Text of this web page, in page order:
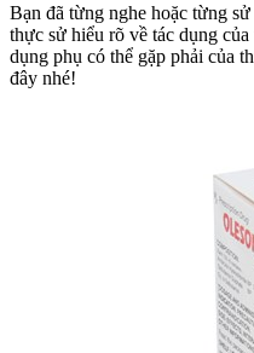
Bạn đã từng nghe hoặc từng
thực sử hiểu rõ về tác dụng
dụng phụ có thể gặp phải của
đây nhé!